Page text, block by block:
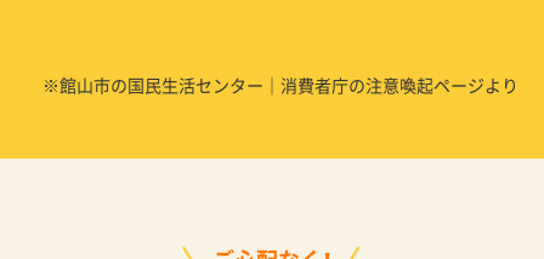
※館山市の国民生活センター｜消費者庁の注意喚起ページより